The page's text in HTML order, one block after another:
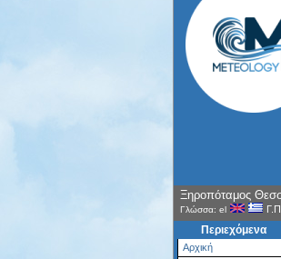
Ξηροπόταμος
Γλώσσα: el
Περιεχόμενα
Αρχική